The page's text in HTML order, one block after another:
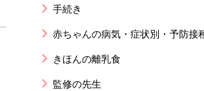
手続き
赤ちゃんの病気・症状別・予防接
きほんの離乳食
監修の先生